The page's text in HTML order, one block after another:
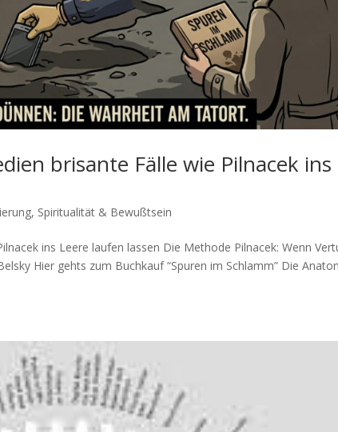
brisante Fälle wie Pilnacek ins
, Spiritualität & Bewußtsein
ins Leere laufen lassen Die Metho­de Pil­nacek: Wenn
Hier gehts zum Buch­kauf “Spu­ren im Schlamm” Die